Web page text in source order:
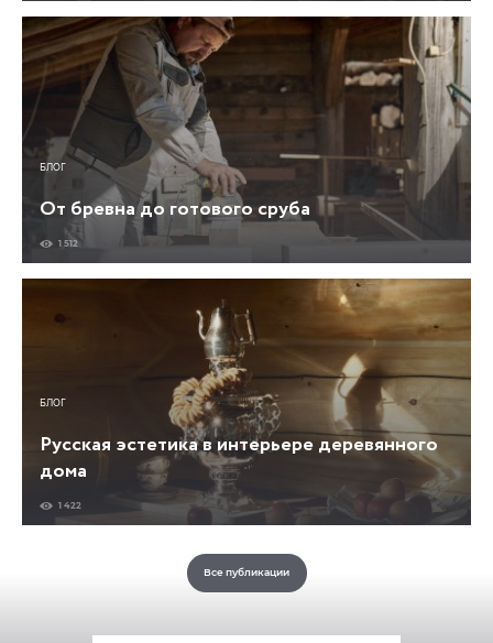
БЛОГ
От бревна до готового сруба
1 512
БЛОГ
Русская эстетика в интерьере деревянного
дома
1 422
Все публикации